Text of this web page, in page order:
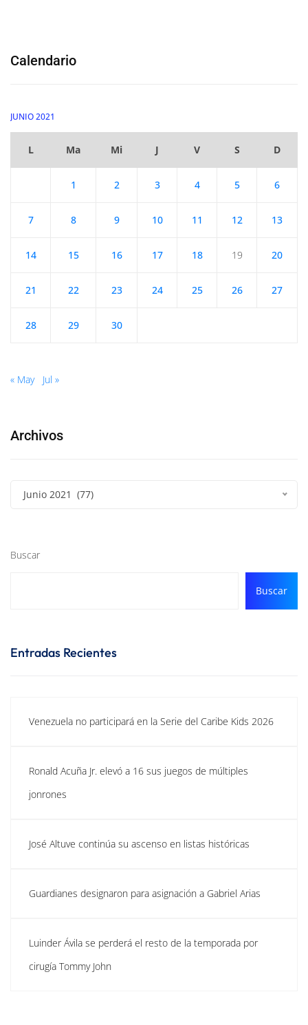
Calendario
JUNIO 2021
L Ma Mi J V S D
1 2 3 4 5 6
7 8 9 10 11 12 13
14 15 16 17 18 19 20
21 22 23 24 25 26 27
28 29 30
« May Jul »
Archivos
Junio 2021 (77)
Buscar
Buscar
Entradas Recientes
Venezuela no participará en la Serie del Caribe Kids 2026
Ronald Acuña Jr. elevó a 16 sus juegos de múltiples
jonrones
José Altuve continúa su ascenso en listas históricas
Guardianes designaron para asignación a Gabriel Arias
Luinder Ávila se perderá el resto de la temporada por
cirugía Tommy John